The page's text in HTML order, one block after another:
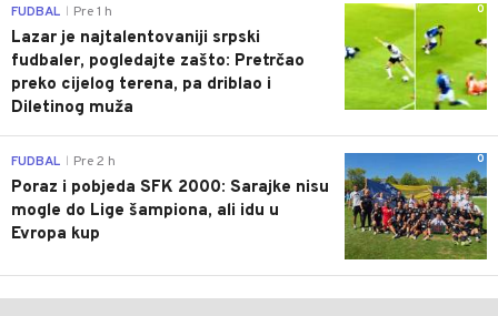
0
FUDBAL Pre 1 h
Lazar je najtalentovaniji srpski
fudbaler, pogledajte zašto: Pretrčao
preko cijelog terena, pa driblao i
Diletinog muža
0
FUDBAL Pre 2 h
Poraz i pobjeda SFK 2000: Sarajke nisu
mogle do Lige šampiona, ali idu u
Evropa kup